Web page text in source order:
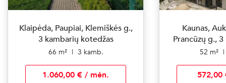
Klaipėda, Paupiai, Klemiškės g.,
3 kambarių kotedžas
66 m² | 3 kamb.
1.060,00 € / mėn.
Kaunas,
Prancūzų g.,
52 m² |
572,00